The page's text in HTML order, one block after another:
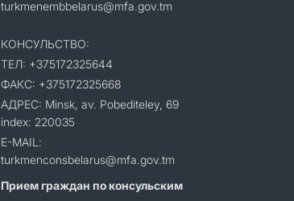
turkmenembbelarus@mfa.gov.tm
КОНСУЛЬСТВО:
ТЕЛ: +375172325644
ФАКС: +375172325668
АДРЕС: Minsk, av. Pobediteley, 69
index: 220035
E-MAIL:
turkmenconsbelarus@mfa.gov.tm
Прием граждан по консульским